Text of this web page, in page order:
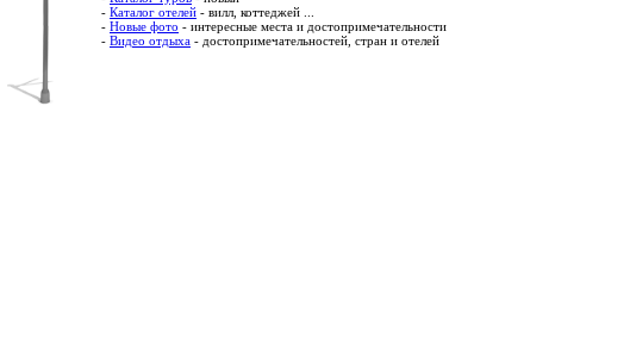
- Каталог отелей - вилл, коттеджей ...
- Новые фото - интересные места и достопримечательности
- Видео отдыха - достопримечательностей, стран и отелей